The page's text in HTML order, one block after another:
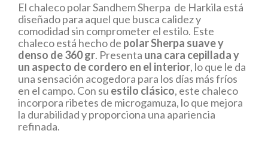
El chaleco polar Sandhem Sherpa de Harkila está
diseñado para aquel que busca calidez y
comodidad sin comprometer el estilo. Este
chaleco está hecho de polar Sherpa suave y
denso de 360 ​​gr. Presenta una cara cepillada y
un aspecto de cordero en el interior, lo que le da
una sensación acogedora para los días más fríos
en el campo. Con su estilo clásico, este chaleco
incorpora ribetes de microgamuza, lo que mejora
la durabilidad y proporciona una apariencia
refinada.